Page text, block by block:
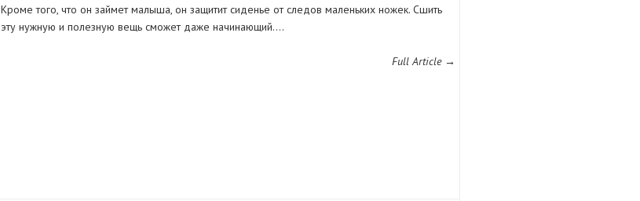
Кроме того, что он займет малыша, он защитит сиденье от следов маленьких ножек. Сшить
эту нужную и полезную вещь сможет даже начинающий.…
Full Article →